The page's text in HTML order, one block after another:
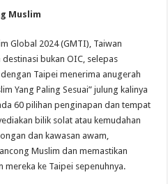
Muslim
Global 2024 (GMTI), Taiwan
bukan OIC, selepas
Taipei menerima anugerah
Yang Paling Sesuai” julung kalinya
60 pilihan penginapan dan tempat
bilik solat atau kemudahan
dan kawasan awam,
Muslim dan memastikan
ke Taipei sepenuhnya.